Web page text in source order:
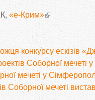
«е-Крим»
конкурсу ескізів
Соборної мечеті
мечеті у
Соборної мечеті